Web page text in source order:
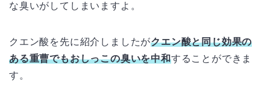
な臭いがしてしまいますよ。
クエン酸を先に紹介しましたがクエン酸と同じ効果の
ある重曹でもおしっこの臭いを中和することができま
す。